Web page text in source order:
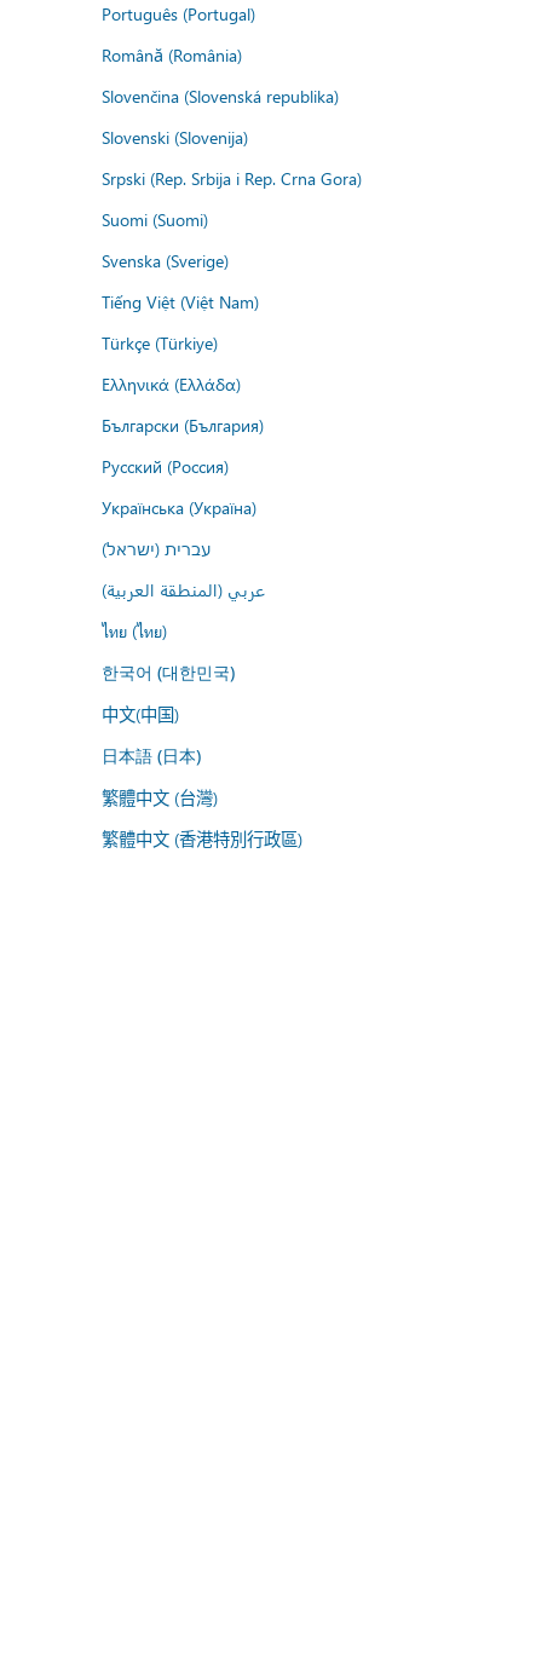
Português (Portugal)
Română (România)
Slovenčina (Slovenská republika)
Slovenski (Slovenija)
Srpski (Rep. Srbija i Rep. Crna Gora)
Suomi (Suomi)
Svenska (Sverige)
Tiếng Việt (Việt Nam)
Türkçe (Türkiye)
Ελληνικά (Ελλάδα)
Български (България)
Русский (Россия)
Українська (Україна)
עברית (ישראל)
عربي (المنطقة العربية)
ไทย (ไทย)
한국어 (대한민국)
中文(中国)
日本語 (日本)
繁體中文 (台灣)
繁體中文 (香港特別行政區)